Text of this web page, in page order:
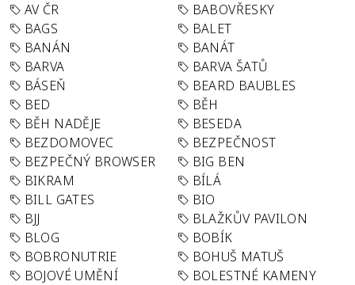
AV ČR
BABOVŘESKY
BAGS
BALET
BANÁN
BANÁT
BARVA
BARVA ŠATŮ
BÁSEŇ
BEARD BAUBLES
BED
BĚH
BĚH NADĚJE
BESEDA
BEZDOMOVEC
BEZPEČNOST
BEZPEČNÝ BROWSER
BIG BEN
BIKRAM
BÍLÁ
BILL GATES
BIO
BJJ
BLAŽKŮV PAVILON
BLOG
BOBÍK
BOBRONUTRIE
BOHUŠ MATUŠ
BOJOVÉ UMĚNÍ
BOLESTNÉ KAMENY